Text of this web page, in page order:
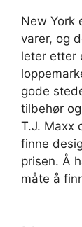
New York
varer, og
leter etter
gode
tilbehør
T.J. Maxx
finne
prisen. Å
måte å